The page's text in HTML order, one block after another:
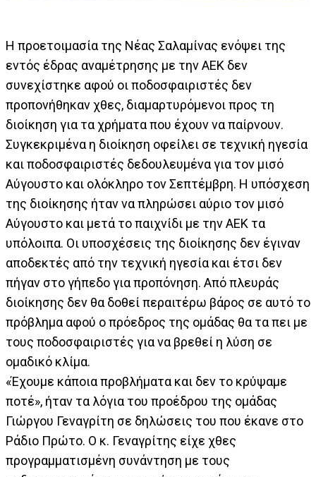
Η προετοιμασία της Νέας Σαλαμίνας ενόψει της
εντός έδρας αναμέτρησης με την ΑΕΚ δεν
συνεχίστηκε αφού οι ποδοσφαιριστές δεν
προπονήθηκαν χθες, διαμαρτυρόμενοι προς τη
διοίκηση για τα χρήματα που έχουν να παίρνουν.
Συγκεκριμένα η διοίκηση οφείλει σε τεχνική ηγεσία
και ποδοσφαιριστές δεδουλευμένα για τον μισό
Αύγουστο και ολόκληρο τον Σεπτέμβρη. Η υπόσχεση
της διοίκησης ήταν να πληρώσει αύριο τον μισό
Αύγουστο και μετά το παιχνίδι με την ΑΕΚ τα
υπόλοιπα. Οι υποσχέσεις της διοίκησης δεν έγιναν
αποδεκτές από την τεχνική ηγεσία και έτσι δεν
πήγαν στο γήπεδο για προπόνηση. Από πλευράς
διοίκησης δεν θα δοθεί περαιτέρω βάρος σε αυτό το
πρόβλημα αφού ο πρόεδρος της ομάδας θα τα πει με
τους ποδοσφαιριστές για να βρεθεί η λύση σε
ομαδικό κλίμα.
«Έχουμε κάποια προβλήματα και δεν το κρύψαμε
ποτέ», ήταν τα λόγια του προέδρου της ομάδας
Γιώργου Γεναγρίτη σε δηλώσεις του που έκανε στο
Ράδιο Πρώτο. Ο κ. Γεναγρίτης είχε χθες
προγραμματισμένη συνάντηση με τους